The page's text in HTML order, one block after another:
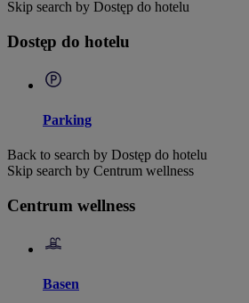
Skip search by Dostęp do hotelu
Dostęp do hotelu
Parking
Back to search by Dostęp do hotelu
Skip search by Centrum wellness
Centrum wellness
Basen